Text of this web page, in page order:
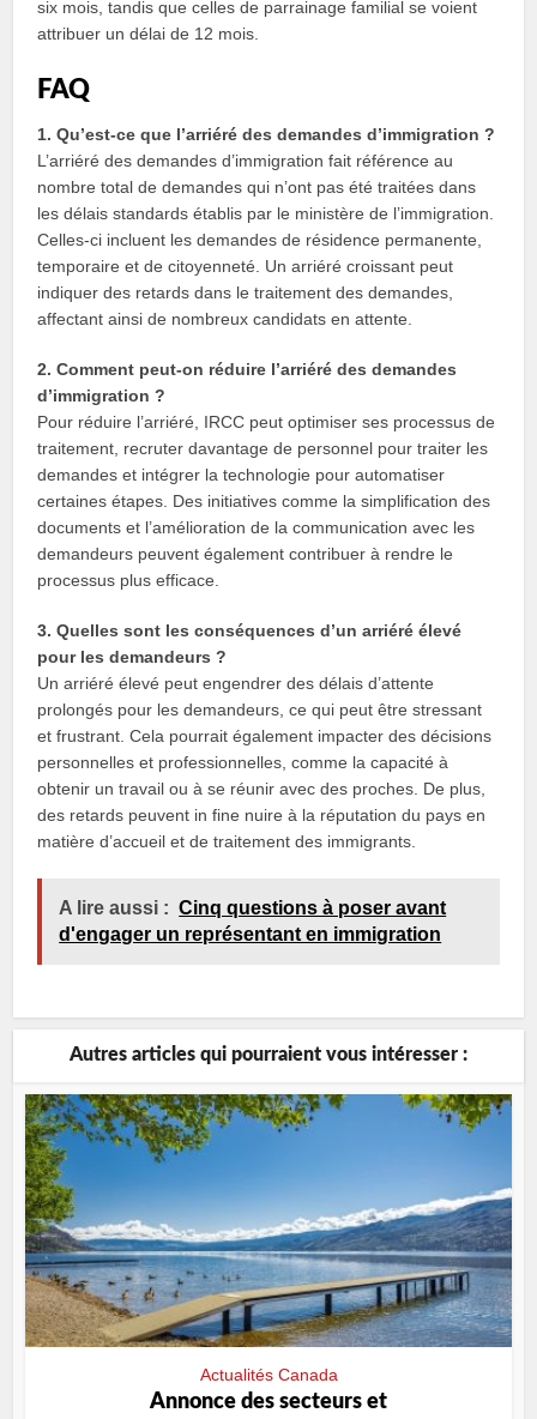
six mois, tandis que celles de parrainage familial se voient
attribuer un délai de 12 mois.
FAQ
1. Qu’est-ce que l’arriéré des demandes d’immigration ?
L’arriéré des demandes d’immigration fait référence au
nombre total de demandes qui n’ont pas été traitées dans
les délais standards établis par le ministère de l’immigration.
Celles-ci incluent les demandes de résidence permanente,
temporaire et de citoyenneté. Un arriéré croissant peut
indiquer des retards dans le traitement des demandes,
affectant ainsi de nombreux candidats en attente.
2. Comment peut-on réduire l’arriéré des demandes
d’immigration ?
Pour réduire l’arriéré, IRCC peut optimiser ses processus de
traitement, recruter davantage de personnel pour traiter les
demandes et intégrer la technologie pour automatiser
certaines étapes. Des initiatives comme la simplification des
documents et l’amélioration de la communication avec les
demandeurs peuvent également contribuer à rendre le
processus plus efficace.
3. Quelles sont les conséquences d’un arriéré élevé
pour les demandeurs ?
Un arriéré élevé peut engendrer des délais d’attente
prolongés pour les demandeurs, ce qui peut être stressant
et frustrant. Cela pourrait également impacter des décisions
personnelles et professionnelles, comme la capacité à
obtenir un travail ou à se réunir avec des proches. De plus,
des retards peuvent in fine nuire à la réputation du pays en
matière d’accueil et de traitement des immigrants.
A lire aussi : Cinq questions à poser avant
d'engager un représentant en immigration
Autres articles qui pourraient vous intéresser :
Actualités Canada
Annonce des secteurs et